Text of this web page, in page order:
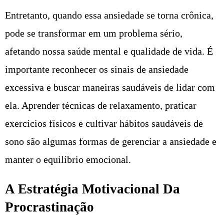
Entretanto, quando essa ansiedade se torna crônica,
pode se transformar em um problema sério,
afetando nossa saúde mental e qualidade de vida. É
importante reconhecer os sinais de ansiedade
excessiva e buscar maneiras saudáveis de lidar com
ela. Aprender técnicas de relaxamento, praticar
exercícios físicos e cultivar hábitos saudáveis de
sono são algumas formas de gerenciar a ansiedade e
manter o equilíbrio emocional.
A Estratégia Motivacional Da
Procrastinação